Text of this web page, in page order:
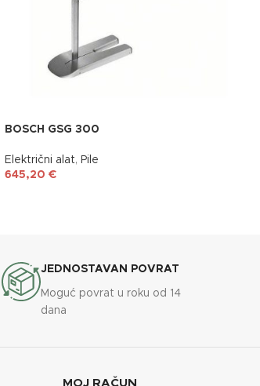
BOSCH GSG 300
Električni alat, Pile
645,20 €
JEDNOSTAVAN POVRAT
Moguć povrat u roku od 14
dana
MOJ RAČUN